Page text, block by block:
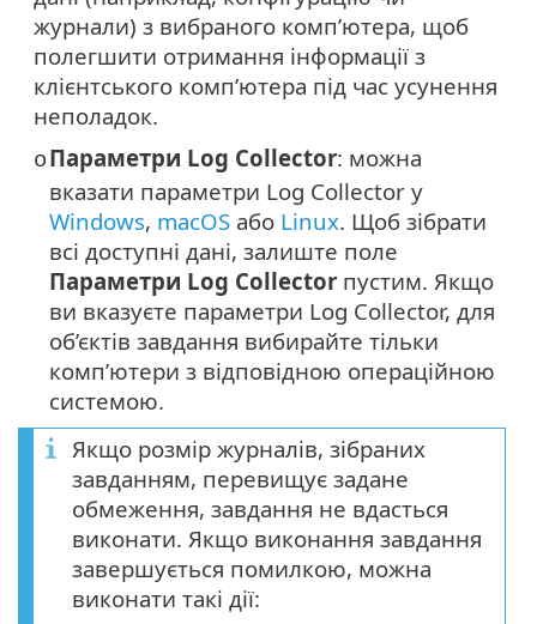
журнали) з вибраного комп’ютера, щоб
полегшити отримання інформації з
клієнтського комп’ютера під час усунення
неполадок.
oПараметри Log Collector: можна
вказати параметри Log Collector у
Windows, macOS або Linux. Щоб зібрати
всі доступні дані, залиште поле
Параметри Log Collector пустим. Якщо
ви вказуєте параметри Log Collector, для
об’єктів завдання вибирайте тільки
комп’ютери з відповідною операційною
системою.
Якщо розмір журналів, зібраних
завданням, перевищує задане
обмеження, завдання не вдасться
виконати. Якщо виконання завдання
завершується помилкою, можна
виконати такі дії: